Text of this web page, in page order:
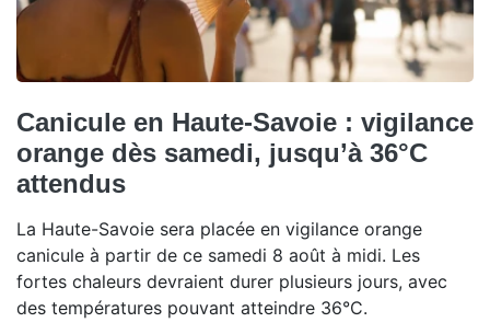
Canicule en Haute-Savoie : vigilance
orange dès samedi, jusqu’à 36°C
attendus
La Haute-Savoie sera placée en vigilance orange
canicule à partir de ce samedi 8 août à midi. Les
fortes chaleurs devraient durer plusieurs jours, avec
des températures pouvant atteindre 36°C.